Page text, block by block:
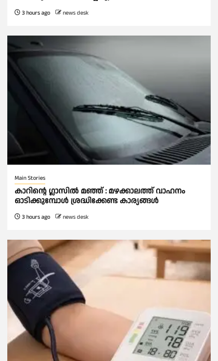
3 hours ago news desk
Main Stories
കാറിൻ്റെ ഗ്ലാസിൽ മഞ്ഞ് : മഴക്കാലത്ത് വാഹനം
ഓടിക്കുമ്പോള്‍ ശ്രദ്ധിക്കേണ്ട കാര്യങ്ങൾ
3 hours ago news desk